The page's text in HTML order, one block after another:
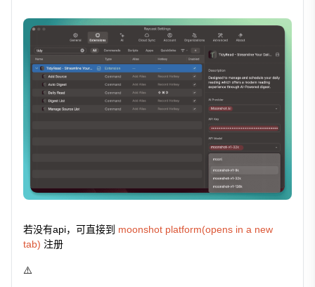
若没有api，可直接到 moonshot platform(opens in a new
tab) 注册
⚠️